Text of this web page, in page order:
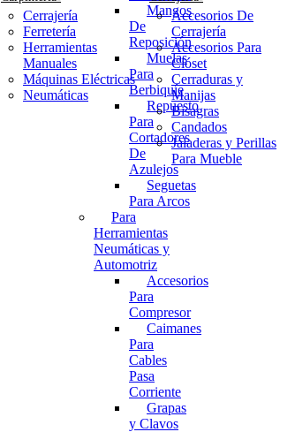
Mangos
De
Reposición
Muelas
Para
Berbiquíe
Repuesto
Para
Cortadores
De
Azulejos
Seguetas
Para Arcos
Para
Herramientas
Neumáticas y
Automotriz
Accesorios
Para
Compresor
Caimanes
Para
Cables
Pasa
Corriente
Grapas
y Clavos
Cerrajería
Ferretería
Herramientas
Manuales
Máquinas Eléctricas
Neumáticas
Accesorios De
Cerrajería
Accesorios Para
Clóset
Cerraduras y
Manijas
Bisagras
Candados
Jaladeras y Perillas
Para Mueble